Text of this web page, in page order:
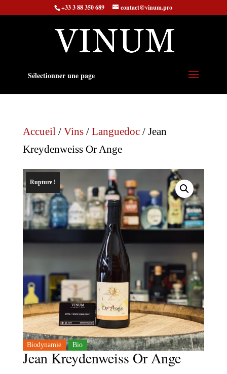
+33 3 88 350 689 contact@vinum.pro
Sélectionner une page
Accueil/ Vins/ Languedoc/ Jean
Kreydenweiss Or Ange
Biodynamie Bio
Rupture !
Jean Kreydenweiss Or Ange